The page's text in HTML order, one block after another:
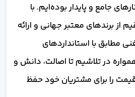
جامع و پایدار بوده‌ایم. با
از برندهای معتبر جهانی و ارائه
مطابق با استانداردهای
در تلاشیم تا اصالت، دانش و
را برای مشتریان خود حفظ